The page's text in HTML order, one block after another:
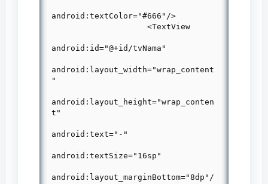
android:textColor="#666"/>
android:id="@+id/tvNama"
android:layout_width="wrap_content
"
android:layout_height="wrap_conten
t"
android:text="-"
android:textSize="16sp"
android:layout_marginBottom="8dp"/